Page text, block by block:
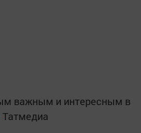
важным и интересным в
Татмедиа